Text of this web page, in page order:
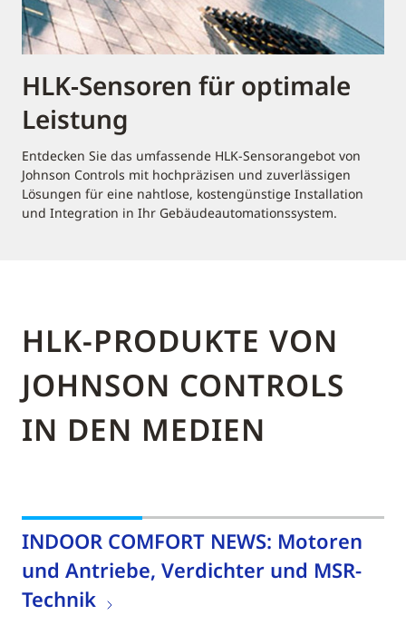
HLK-Sensoren für optimale
Leistung
Entdecken Sie das umfassende HLK-Sensorangebot von
Johnson Controls mit hochpräzisen und zuverlässigen
Lösungen für eine nahtlose, kostengünstige Installation
und Integration in Ihr Gebäudeautomationssystem.
HLK-PRODUKTE VON
JOHNSON CONTROLS
IN DEN MEDIEN
INDOOR COMFORT NEWS: Motoren
und Antriebe, Verdichter und MSR-
Technik